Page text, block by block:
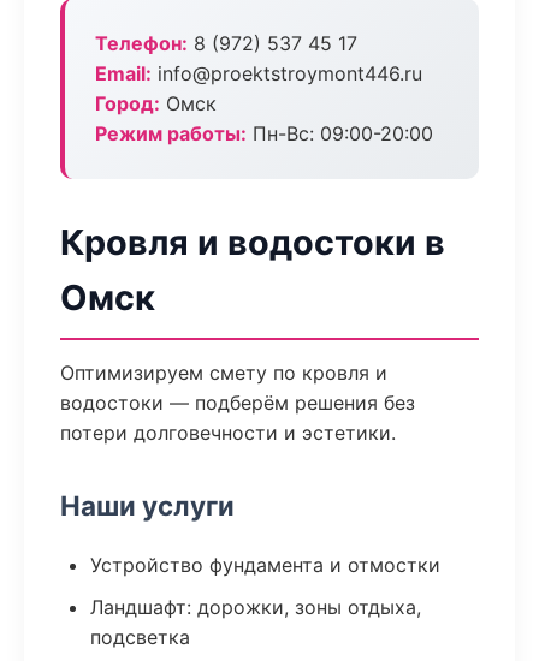
Телефон: 8 (972) 537 45 17
Email: info@proektstroymont446.ru
Город: Омск
Режим работы: Пн-Вс: 09:00-20:00
Кровля и водостоки в
Омск
Оптимизируем смету по кровля и
водостоки — подберём решения без
потери долговечности и эстетики.
Наши услуги
Устройство фундамента и отмостки
Ландшафт: дорожки, зоны отдыха,
подсветка